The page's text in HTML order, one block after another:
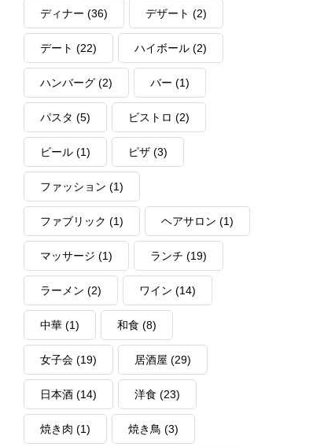
ディナー (36) デザート (2)
デート (22) ハイボール (2)
ハンバーグ (2) バー (1)
パスタ (5) ビストロ (2)
ビール (1) ピザ (3)
ファッション (1)
ファブリック (1) ヘアサロン (1)
マッサージ (1) ランチ (19)
ラーメン (2) ワイン (14)
中華 (1) 和食 (8)
女子会 (19) 居酒屋 (29)
日本酒 (14) 洋食 (23)
焼き肉 (1) 焼き鳥 (3)